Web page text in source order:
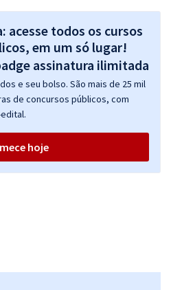
acesse todos os cursos
em um só lugar!
e seu bolso. São mais de 25 mil
de concursos públicos, com
hoje